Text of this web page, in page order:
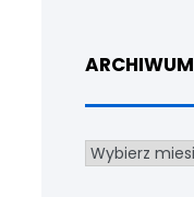
ARCHIWUM
Archiwum